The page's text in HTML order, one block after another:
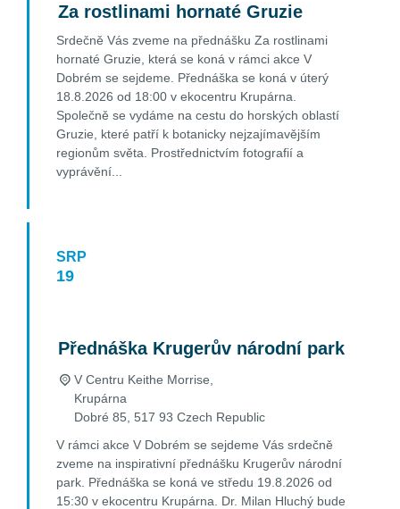
Za rostlinami hornaté Gruzie
Srdečně Vás zveme na přednášku Za rostlinami
hornaté Gruzie, která se koná v rámci akce V
Dobrém se sejdeme. Přednáška se koná v úterý
18.8.2026 od 18:00 v ekocentru Krupárna.
Společně se vydáme na cestu do horských oblastí
Gruzie, které patří k botanicky nejzajímavějším
regionům světa. Prostřednictvím fotografií a
vyprávění...
SRP
19
Přednáška Krugerův národní park
V Centru Keithe Morrise,
Krupárna
Dobré 85 517 93 Czech Republic
V rámci akce V Dobrém se sejdeme Vás srdečně
zveme na inspirativní přednášku Krugerův národní
park. Přednáška se koná ve středu 19.8.2026 od
15:30 v ekocentru Krupárna. Dr. Milan Hluchý bude